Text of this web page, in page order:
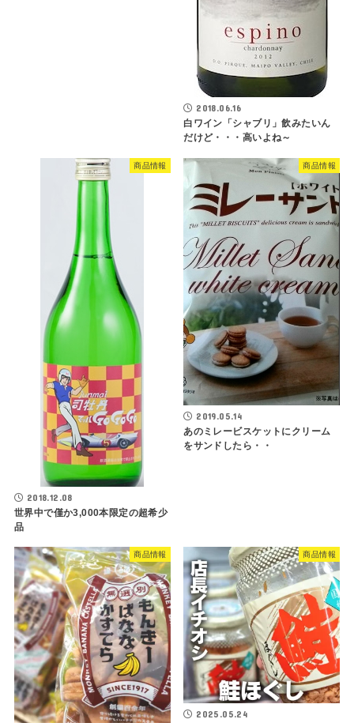
2018.06.16
白ワイン「シャブリ」飲みたいん
だけど・・・高いよね～
商品情報
2018.12.08
世界中で僅か3,000本限定の超希少
品
商品情報
2019.05.14
あのミレービスケットにクリーム
をサンドしたら・・
商品情報 商品情報
2025.05.24